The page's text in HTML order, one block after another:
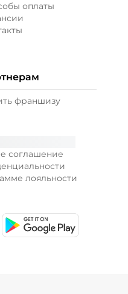
соглашение
лояльности
оплаты
франшизу